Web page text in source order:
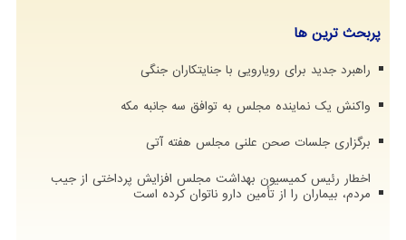
پربحث ترین ها
راهبرد جدید برای رویارویی با جنایتکاران جنگی
واکنش یک نماینده مجلس به توافق سه جانبه مکه
برگزاری جلسات صحن علنی مجلس هفته آتی
اخطار رئیس کمیسیون بهداشت مجلس افزایش پرداختی از جیب
مردم، بیماران را از تأمین دارو ناتوان کرده است